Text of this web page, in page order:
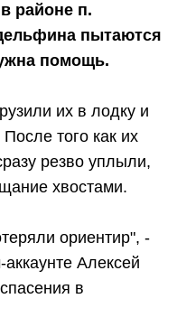
районе п.
пытаются
помощь.
их в лодку и
того как их
резво уплыли,
хвостами.
ориентир", -
Алексей
в